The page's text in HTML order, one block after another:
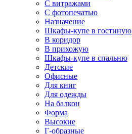
С витражами
С фотопечатью
Назначение
Шкафы-купе в гостиную
В коридор
В прихожую
Шкафы-купе в спальню
Детские
Офисные
Для книг
Для одежды
На балкон
Форма
Высокие
Г-образные